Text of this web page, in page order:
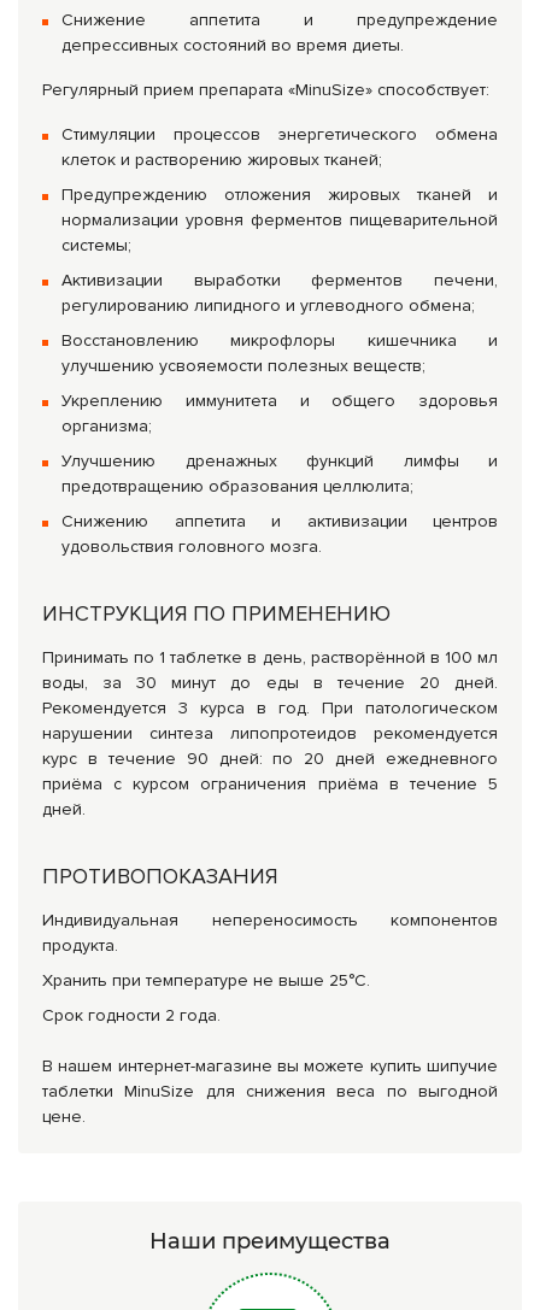
Снижение аппетита и предупреждение
депрессивных состояний во время диеты.
Регулярный прием препарата «MinuSize» способствует:
Стимуляции процессов энергетического обмена
клеток и растворению жировых тканей;
Предупреждению отложения жировых тканей и
нормализации уровня ферментов пищеварительной
системы;
Активизации выработки ферментов печени,
регулированию липидного и углеводного обмена;
Восстановлению микрофлоры кишечника и
улучшению усвояемости полезных веществ;
Укреплению иммунитета и общего здоровья
организма;
Улучшению дренажных функций лимфы и
предотвращению образования целлюлита;
Снижению аппетита и активизации центров
удовольствия головного мозга.
ИНСТРУКЦИЯ ПО ПРИМЕНЕНИЮ
Принимать по 1 таблетке в день, растворённой в 100 мл
воды, за 30 минут до еды в течение 20 дней.
Рекомендуется 3 курса в год. При патологическом
нарушении синтеза липопротеидов рекомендуется
курс в течение 90 дней: по 20 дней ежедневного
приёма с курсом ограничения приёма в течение 5
дней.
ПРОТИВОПОКАЗАНИЯ
Индивидуальная непереносимость компонентов
продукта.
Хранить при температуре не выше 25°С.
Срок годности 2 года.
В нашем интернет-магазине вы можете купить шипучие
таблетки MinuSize для снижения веса по выгодной
цене.
Наши преимущества